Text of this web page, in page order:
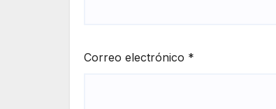
Correo electrónico *